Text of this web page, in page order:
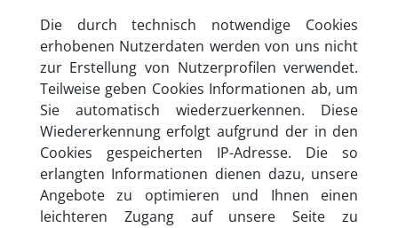
Die durch technisch notwendige Cookies
erhobenen Nutzerdaten werden von uns nicht
zur Erstellung von Nutzerprofilen verwendet.
Teilweise geben Cookies Informationen ab, um
Sie automatisch wiederzuerkennen. Diese
Wiedererkennung erfolgt aufgrund der in den
Cookies gespeicherten IP-Adresse. Die so
erlangten Informationen dienen dazu, unsere
Angebote zu optimieren und Ihnen einen
leichteren Zugang auf unsere Seite zu